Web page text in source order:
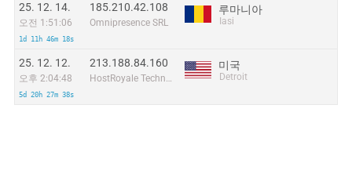
25. 12. 14.
오전 1:51:06
1d 11h 46m 18s
185.210.42.108
Omnipresence SRL
루마니아
Iasi
25. 12. 12.
오후 2:04:48
5d 20h 27m 38s
213.188.84.160
HostRoyale Technologies Pvt Ltd
미국
Detroit